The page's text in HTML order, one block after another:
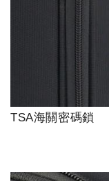
TSA海關密碼鎖